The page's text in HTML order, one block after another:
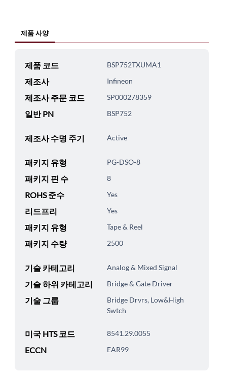
제품 사양
제품 코드 BSP752TXUMA1
제조사 Infineon
제조사 주문 코드 SP000278359
일반 PN BSP752
제조사 수명 주기 Active
패키지 유형 PG-DSO-8
패키지 핀 수 8
ROHS 준수 Yes
리드프리 Yes
패키지 유형 Tape & Reel
패키지 수량 2500
기술 카테고리 Analog & Mixed Signal
기술 하위 카테고리 Bridge & Gate Driver
기술 그룹
Bridge Drvrs, Low&High
Swtch
미국 HTS 코드 8541.29.0055
ECCN EAR99